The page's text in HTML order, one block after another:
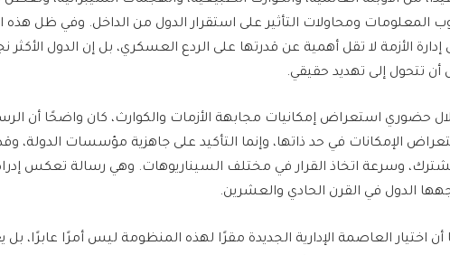
المعلومات ومحاولات التأثير على استقرار الدول من الداخل. وفي ظل هذه
إدارة الأزمة لا تقل أهمية عن قدرتها على الردع العسكري، بل إن الدول الأكثر
أن تتحول إلى تهديد حقيقي.
حضوري استعراض إمكانيات مجابهة الأزمات والكوارث، كان واضحًا أن
الإمكانات في حد ذاتها، وإنما التأكيد على جاهزية مؤسسات الدولة،
وسرعة اتخاذ القرار في مختلف السيناريوهات. وهي رسالة تعكس
الدول في القرن الحادي والعشرين.
أن اختيار العاصمة الإدارية الجديدة مقرًا لهذه المنظومة ليس أمرًا